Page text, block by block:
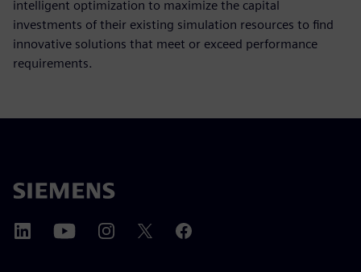
intelligent optimization to maximize the capital
investments of their existing simulation resources to find
innovative solutions that meet or exceed performance
requirements.